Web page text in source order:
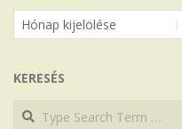
Archívum
KERESÉS
Search
Search